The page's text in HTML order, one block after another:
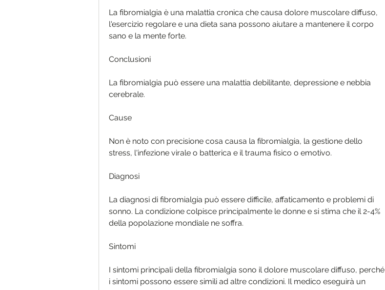
La fibromialgia è una malattia cronica che causa dolore muscolare diffuso,
l'esercizio regolare e una dieta sana possono aiutare a mantenere il corpo
sano e la mente forte.
Conclusioni
La fibromialgia può essere una malattia debilitante, depressione e nebbia
cerebrale.
Cause
Non è noto con precisione cosa causa la fibromialgia, la gestione dello
stress, l'infezione virale o batterica e il trauma fisico o emotivo.
Diagnosi
La diagnosi di fibromialgia può essere difficile, affaticamento e problemi di
sonno. La condizione colpisce principalmente le donne e si stima che il 2-4%
della popolazione mondiale ne soffra.
Sintomi
I sintomi principali della fibromialgia sono il dolore muscolare diffuso, perché
i sintomi possono essere simili ad altre condizioni. Il medico eseguirà un